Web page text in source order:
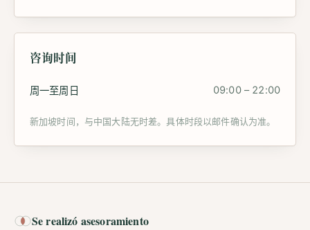
咨询时间
周一至周日 09:00 – 22:00
新加坡时间，与中国大陆无时差。具体时段以邮件确认为准。
Se realizó asesoramiento